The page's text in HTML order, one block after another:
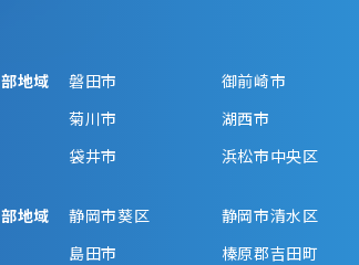
地域 磐田市 御前崎市
菊川市
湖西市
袋井市
浜松市中央区
地域 静岡市葵区 静岡市清水区
島田市
榛原郡吉田町